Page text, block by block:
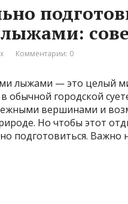
Комментарии: 0
лыжами — это целый
обычной городской
вершинами и
Но чтобы этот
подготовиться. Важно